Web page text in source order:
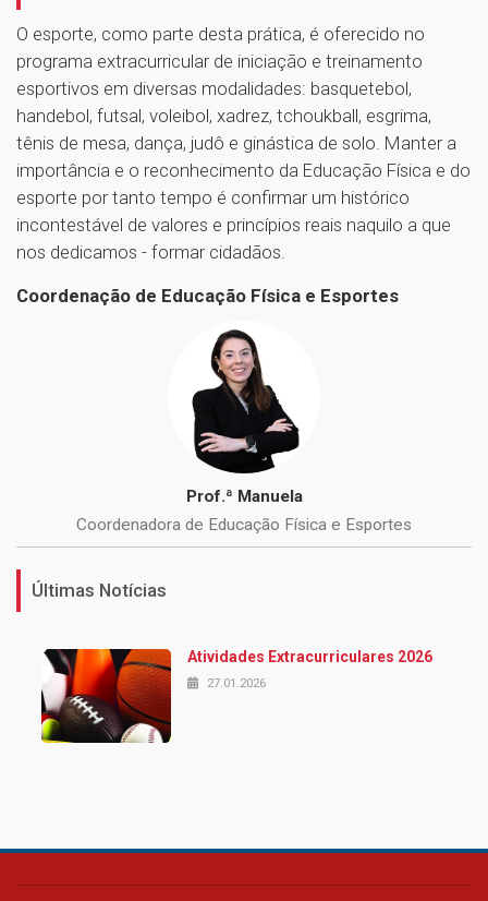
O esporte, como parte desta prática, é oferecido no
programa extracurricular de iniciação e treinamento
esportivos em diversas modalidades: basquetebol,
handebol, futsal, voleibol, xadrez, tchoukball, esgrima,
tênis de mesa, dança, judô e ginástica de solo. Manter a
importância e o reconhecimento da Educação Física e do
esporte por tanto tempo é confirmar um histórico
incontestável de valores e princípios reais naquilo a que
nos dedicamos - formar cidadãos.
Coordenação de Educação Física e Esportes
Prof.ª Manuela
Coordenadora de Educação Física e Esportes
Últimas Notícias
Atividades Extracurriculares 2026
27.01.2026